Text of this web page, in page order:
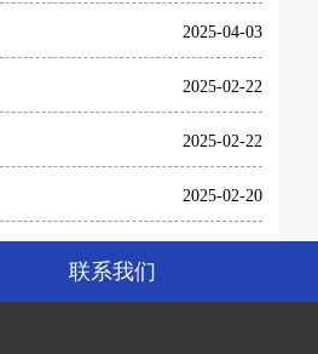
2025-04-03
2025-02-22
2025-02-22
2025-02-20
联系我们